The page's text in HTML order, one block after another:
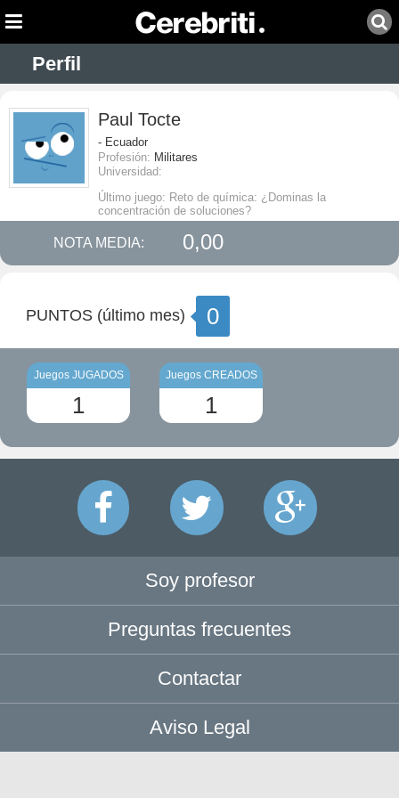
Perfil
Paul Tocte
- Ecuador
Profesión: Militares
Universidad:
Último juego: Reto de química: ¿Dominas la
concentración de soluciones?
NOTA MEDIA: 0,00
PUNTOS (último mes) 0
Juegos JUGADOS
1
Juegos CREADOS
1
Soy profesor
Preguntas frecuentes
Contactar
Aviso Legal